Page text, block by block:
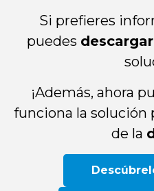
Si prefieres
puedes
¡Además, ahora
funciona la solución
de la